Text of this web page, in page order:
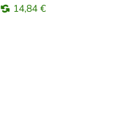
14,84 €